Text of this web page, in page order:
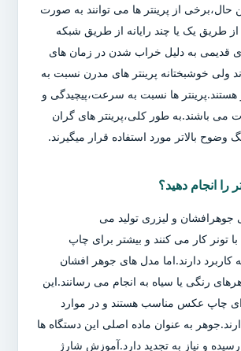
از پرینتر ها می توانند به صورت
طریق یک یا چند رایانه از طریق شبکه
قدیمی به دلیل خراب شدن در زمان های
ولی خوشبختانه پرینتر های مدرن نسبت به
هستند.پرینتر ها نسبت به سرعت،پیچیدگی و
می باشند.به طور کلی،پرینتر های گران
بالاتر مورد استفاده قرار میگیرند.
را انجام دهید؟
جوهرافشان و لیزری تولید می
تونر کار می کنند و بیشتر برای چاپ
کاربرد دارند.اما مدل های جوهر افشان
رنگی یا سیاه به انجام می رسانند.این
چاپ عکس مناسب هستند و در موارد
به عنوان ماده اصلی این دستگاه ها
و نیاز به تجدید دارد.آموزش شارژ